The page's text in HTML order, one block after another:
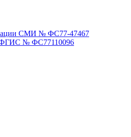
СМИ № ФС77-47467
ФГИС № ФС77110096